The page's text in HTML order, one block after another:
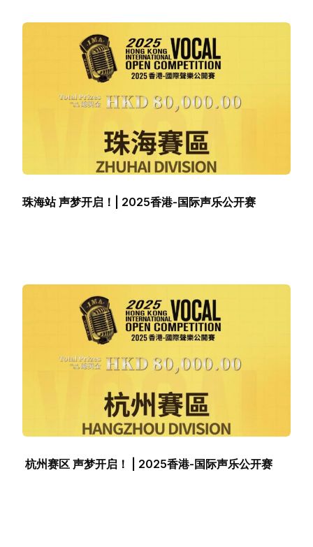
珠海站 声梦开启！| 2025香港-国际声乐公开赛
杭州赛区 声梦开启！ | 2025香港-国际声乐公开赛